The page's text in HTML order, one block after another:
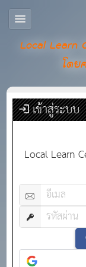
Local
โด
เข้าสู่ระบบ
Local Learn